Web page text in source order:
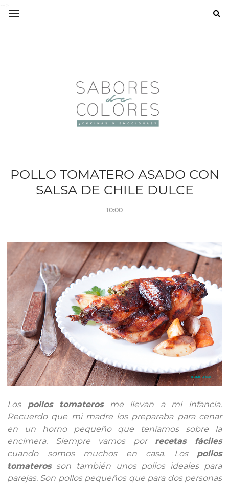
POLLO TOMATERO ASADO CON
SALSA DE CHILE DULCE
10:00
Los pollos tomaterosme llevan a mi infancia.
Recuerdo que mi madre los preparaba para cenar
en un horno pequeño que teníamos sobre la
encimera. Siempre vamos por recetas fáciles
cuando somos muchos en casa. Los pollos
tomaterosson también unos pollos ideales para
parejas. Son pollos pequeños que para dos personas